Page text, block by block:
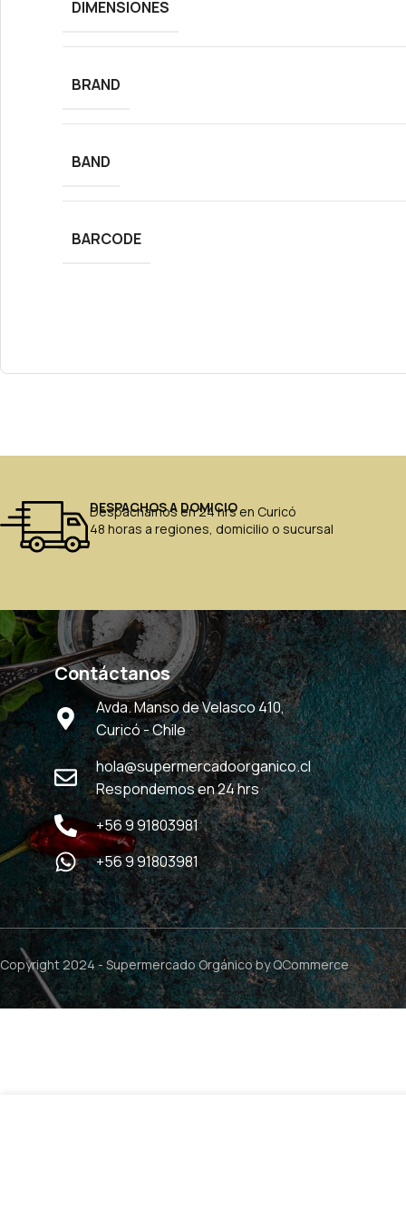
DIMENSIONES
BRAND
BAND
BARCODE
DESPACHOS A DOMICIO
Despachamos en 24 hrs en Curicó
48 horas a regiones, domicilio o sucursal
Contáctanos
Avda. Manso de Velasco 410,
Curicó - Chile
hola@supermercadoorganico.cl
Respondemos en 24 hrs
+56 9 91803981
+56 9 91803981
Copyright 2024 -Supermercado Orgánicoby QCommerce